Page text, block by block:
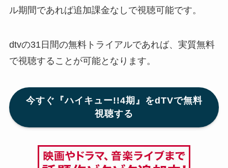
ル期間であれば追加課金なしで視聴可能です。
dtvの31日間の無料トライアルであれば、実質無料
で視聴することが可能となります。
今すぐ『ハイキュー!!4期』をdTVで無料
視聴する